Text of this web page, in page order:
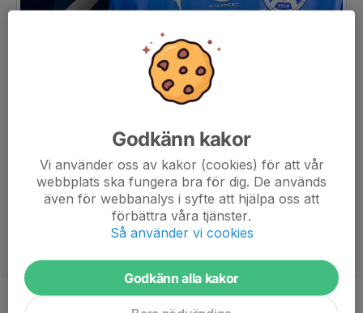
Back
Godkänn kakor
Vi använder oss av kakor (cookies) för att vår
webbplats ska fungera bra för dig. De används
även för webbanalys i syfte att hjälpa oss att
förbättra våra tjänster.
Så använder vi cookies
Godkänn alla kakor